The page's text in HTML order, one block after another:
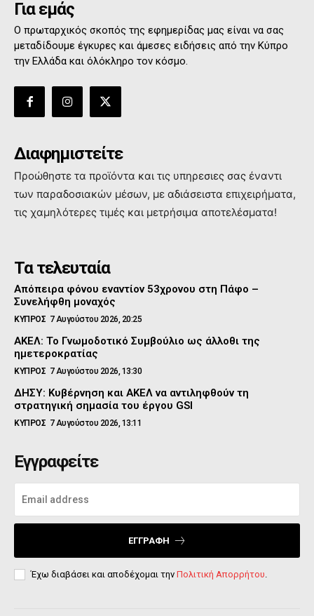
Για εμάς
Ο πρωταρχικός σκοπός της εφημερίδας μας είναι να σας
μεταδίδουμε έγκυρες και άμεσες ειδήσεις από την Κύπρο
την Ελλάδα και όλόκληρο τον κόσμο.
Διαφημιστείτε
Προώθηστε τα προϊόντα και τις υπηρεσιες σας έναντι
των παραδοσιακών μέσων, με αδιάσειστα επιχειρήματα,
τις χαμηλότερες τιμές και μετρήσιμα αποτελέσματα!
Τα τελευταία
Απόπειρα φόνου εναντίον 53χρονου στη Πάφο –
Συνελήφθη μοναχός
ΚΥΠΡΟΣ 7 Αυγούστου 2026, 20:25
ΑΚΕΛ: Το Γνωμοδοτικό Συμβούλιο ως άλλοθι της
ημετεροκρατίας
ΚΥΠΡΟΣ 7 Αυγούστου 2026, 13:30
ΔΗΣΥ: Κυβέρνηση και ΑΚΕΛ να αντιληφθούν τη
στρατηγική σημασία του έργου GSI
ΚΥΠΡΟΣ 7 Αυγούστου 2026, 13:11
Εγγραφείτε
ΕΓΓΡΑΦΉ
Έχω διαβάσει και αποδέχομαι την Πολιτική Απορρήτου.